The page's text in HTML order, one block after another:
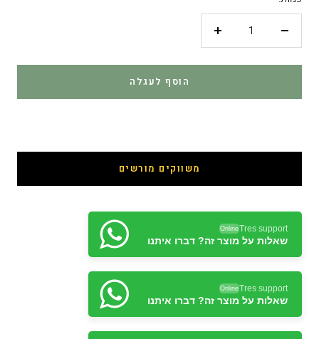
יותר
הוסף לעגלה
משווקים מורשים
Tres support
Online
שאלות על מוצר זה? דברו איתנו
Tres support
Online
שאלות על מוצר זה? דברו איתנו